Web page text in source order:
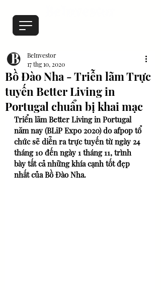
Bồ Đào Nha - Triễn lãm Trực
tuyến Better Living in
Portugal chuẩn bị khai mạc
BeInvestor
17 thg 10, 2020
Triển lãm Better Living in Portugal
năm nay (BLiP Expo 2020) do afpop tổ
chức sẽ diễn ra trực tuyến từ ngày 24
tháng 10 đến ngày 1 tháng 11, trình
bày tất cả những khía cạnh tốt đẹp
nhất của Bồ Đào Nha.